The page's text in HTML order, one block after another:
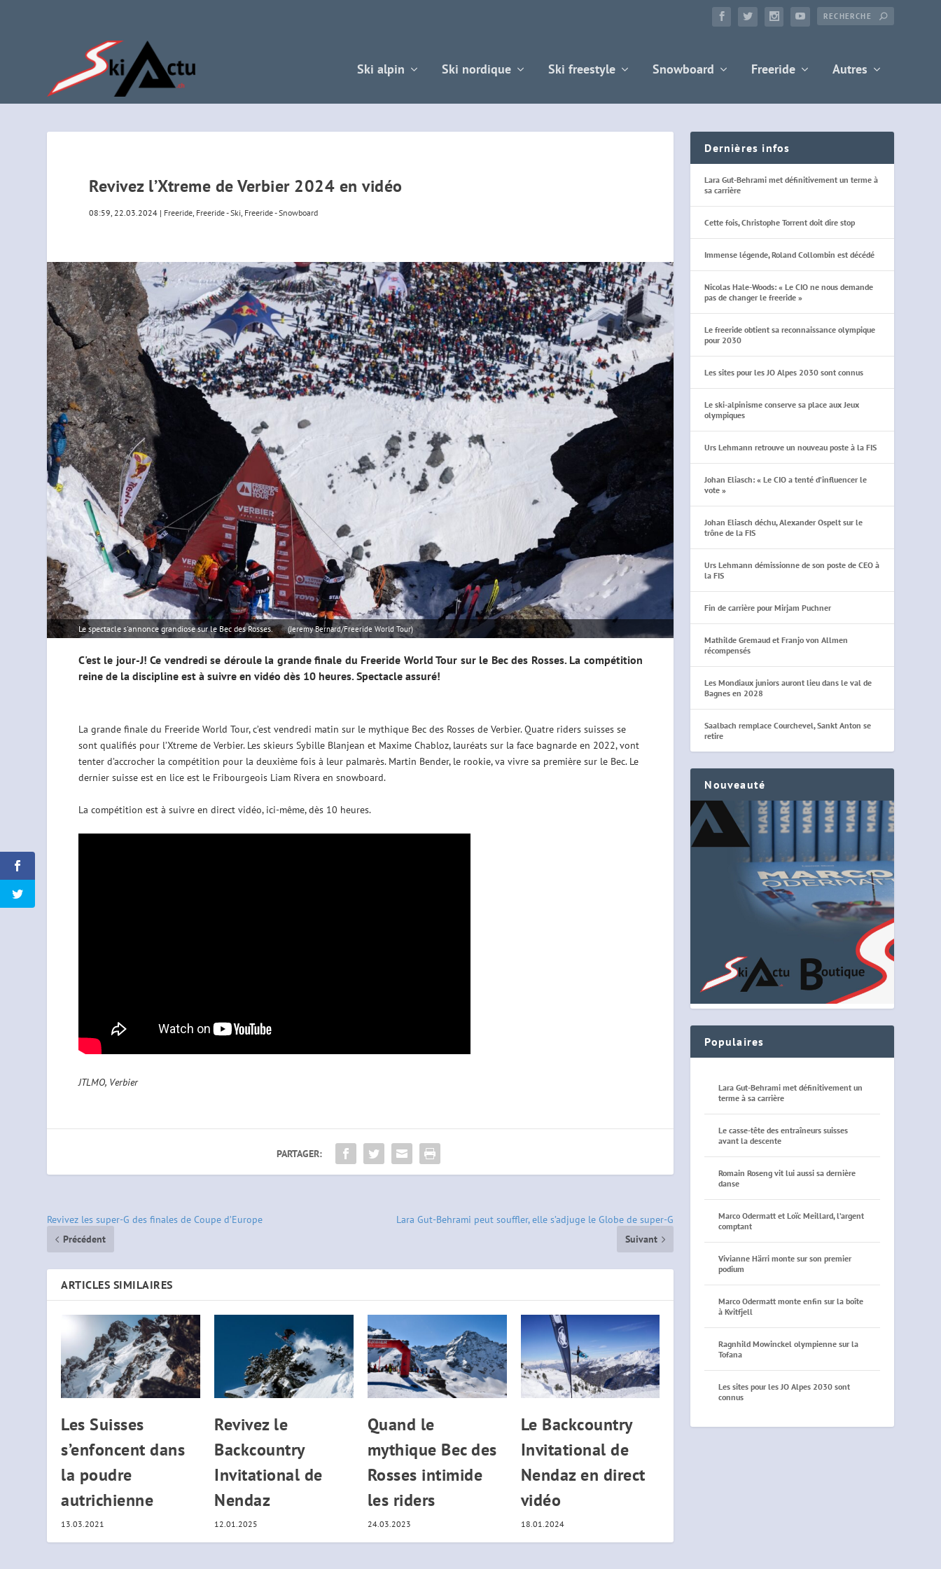
Ski alpin Ski nordique Ski freestyle Snowboard Freeride Autres
Revivez l’Xtreme de Verbier 2024 en vidéo
08:59, 22.03.2024 | Freeride Freeride - Ski Freeride - Snowboard
Le spectacle s'annonce grandiose sur le Bec des Rosses. (Jeremy Bernard/Freeride World Tour)
C'est le jour-J! Ce vendredi se déroule la grande finale du Freeride World Tour sur le Bec des Rosses. La compétition
reine de la discipline est à suivre en vidéo dès 10 heures. Spectacle assuré!
La grande finale du Freeride World Tour, c’est vendredi matin sur le mythique Bec des Rosses de Verbier. Quatre riders suisses se
sont qualifiés pour l’Xtreme de Verbier. Les skieurs Sybille Blanjean et Maxime Chabloz, lauréats sur la face bagnarde en 2022, vont
tenter d’accrocher la compétition pour la deuxième fois à leur palmarès. Martin Bender, le rookie, va vivre sa première sur le Bec. Le
dernier suisse est en lice est le Fribourgeois Liam Rivera en snowboard.
La compétition est à suivre en direct vidéo, ici-même, dès 10 heures.
JTLMO, Verbier
PARTAGER:
Revivez les super-G des finales de Coupe d’Europe
Précédent
Lara Gut-Behrami peut souffler, elle s’adjuge le Globe de super-G
Suivant
ARTICLES SIMILAIRES
Les Suisses
s’enfoncent dans
la poudre
autrichienne
13.03.2021
Revivez le
Backcountry
Invitational de
Nendaz
12.01.2025
Quand le
mythique Bec des
Rosses intimide
les riders
24.03.2023
Le Backcountry
Invitational de
Nendaz en direct
vidéo
18.01.2024
Dernières infos
Lara Gut-Behrami met définitivement un terme à
sa carrière
Cette fois, Christophe Torrent doit dire stop
Immense légende, Roland Collombin est décédé
Nicolas Hale-Woods: « Le CIO ne nous demande
pas de changer le freeride »
Le freeride obtient sa reconnaissance olympique
pour 2030
Les sites pour les JO Alpes 2030 sont connus
Le ski-alpinisme conserve sa place aux Jeux
olympiques
Urs Lehmann retrouve un nouveau poste à la FIS
Johan Eliasch: « Le CIO a tenté d’influencer le
vote »
Johan Eliasch déchu, Alexander Ospelt sur le
trône de la FIS
Urs Lehmann démissionne de son poste de CEO à
la FIS
Fin de carrière pour Mirjam Puchner
Mathilde Gremaud et Franjo von Allmen
récompensés
Les Mondiaux juniors auront lieu dans le val de
Bagnes en 2028
Saalbach remplace Courchevel, Sankt Anton se
retire
Nouveauté
Populaires
Lara Gut-Behrami met définitivement un
terme à sa carrière
Le casse-tête des entraîneurs suisses
avant la descente
Romain Roseng vit lui aussi sa dernière
danse
Marco Odermatt et Loïc Meillard, l’argent
comptant
Vivianne Härri monte sur son premier
podium
Marco Odermatt monte enfin sur la boîte
à Kvitfjell
Ragnhild Mowinckel olympienne sur la
Tofana
Les sites pour les JO Alpes 2030 sont
connus